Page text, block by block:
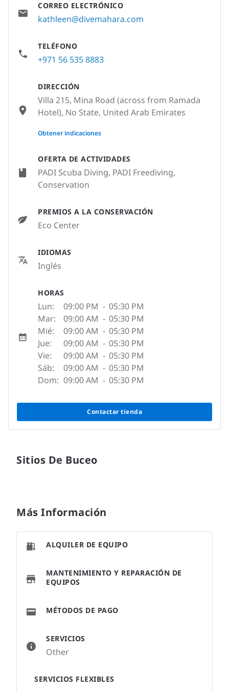
OFERTA DE ACTIVIDADES
PADI Scuba Diving, PADI Freediving,
Conservation
PREMIOS A LA CONSERVACIÓN
Eco Center
IDIOMAS
Inglés
HORAS
Lun: 09:00 PM - 05:30 PM
Mar:
09:00 AM - 05:30 PM
Mié:
09:00 AM - 05:30 PM
Jue:
09:00 AM - 05:30 PM
Vie:
09:00 AM - 05:30 PM
Sáb:
09:00 AM - 05:30 PM
Dom: 09:00 AM - 05:30 PM
Contactar tienda
CORREO ELECTRÓNICO
kathleen@divemahara.com
TELÉFONO
+971 56 535 8883
DIRECCIÓN
Villa 215, Mina Road (across from Ramada
Hotel), No State, United Arab Emirates
None
Obtener indicaciones
Sitios De Buceo
Más Información
SERVICIOS
Other
SERVICIOS FLEXIBLES
ALQUILER DE EQUIPO
MANTENIMIENTO Y REPARACIÓN DE
EQUIPOS
MÉTODOS DE PAGO